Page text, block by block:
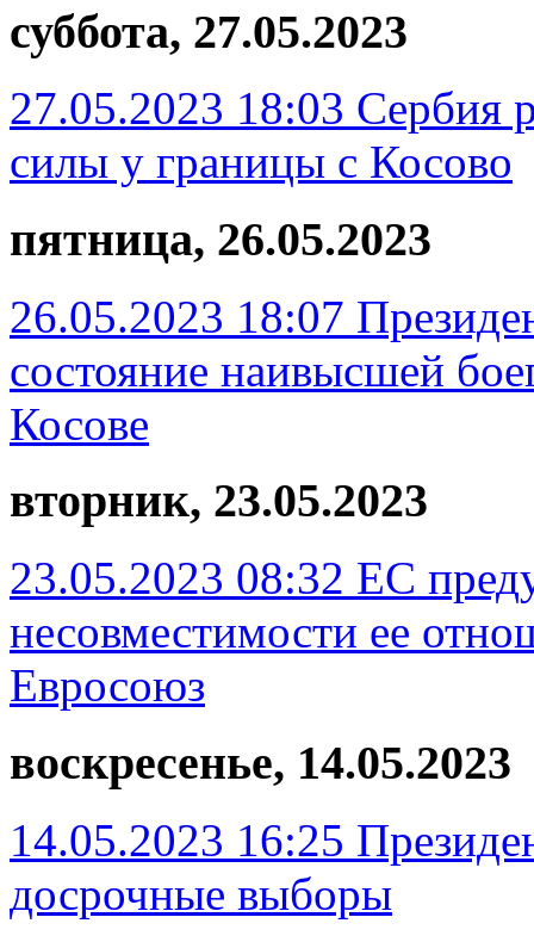
суббота, 27.05.2023
27.05.2023 18:03 Сербия
силы у границы с Косово
пятница, 26.05.2023
26.05.2023 18:07
состояние наивысшей
Косове
вторник, 23.05.2023
23.05.2023 08:32 ЕС
несовместимости ее
Евросоюз
воскресенье, 14.05.2023
14.05.2023 16:25
досрочные выборы